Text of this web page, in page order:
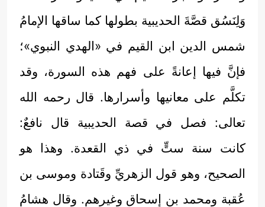
وَلِنَسُق قصَّةَ الحديبية بطولها كما ساقها الإمامُ
شمس الدين ابن القيم في «الهدي النبوي»؛
فإنَّ فيها إعانةً على فهم هذه السورة، وقد
تكلَّم على معانيها وأسرارها. قال رحمه الله
تعالى: فصل في قصة الحديبية قال نافعٌ:
كانت سنة ستٍّ في ذي القعدة. وهذا هو
الصحيح، وهو قول الزهريِّ وقَتادة وموسى بن
عُقبة ومحمد بن إسحاق وغيرهم. وقال هشامُ